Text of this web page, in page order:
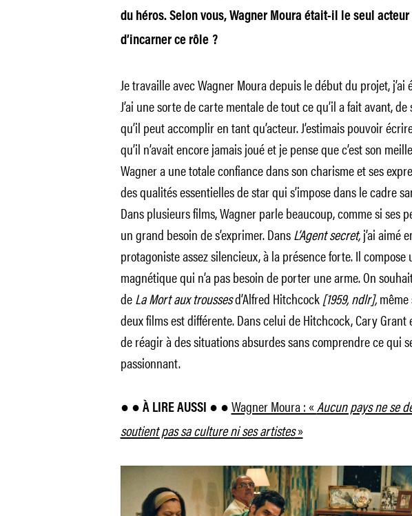
du héros. Selon vous, Wagner Moura était-il le seul
d’incarner ce rôle ?
Je travaille avec Wagner Moura depuis le début du projet,
J’ai une sorte de carte mentale de tout ce qu’il a fait avant,
qu’il peut accomplir en tant qu’acteur. J’estimais pouvoir
qu’il n’avait encore jamais joué et je pense que c’est son
Wagner a une totale confiance dans son charisme et ses
des qualités essentielles de star qui s’impose dans le cadre
Dans plusieurs films, Wagner parle beaucoup, comme si ses
un grand besoin de s’exprimer. DansL’Agent secret,j’ai aimé
protagoniste assez silencieux, à la présence forte. Il compose
magnétique qui n’a pas besoin de porter une arme. On
deLa Mort aux troussesd’Alfred Hitchcock[1959, ndlr],
deux films est différente. Dans celui de Hitchcock, Cary
de réagir à des situations absurdes sans comprendre ce qui
passionnant.
● ● À LIRE AUSSI ● ● Wagner Moura : «Aucun pays ne se
soutient pas sa culture ni ses artistes»